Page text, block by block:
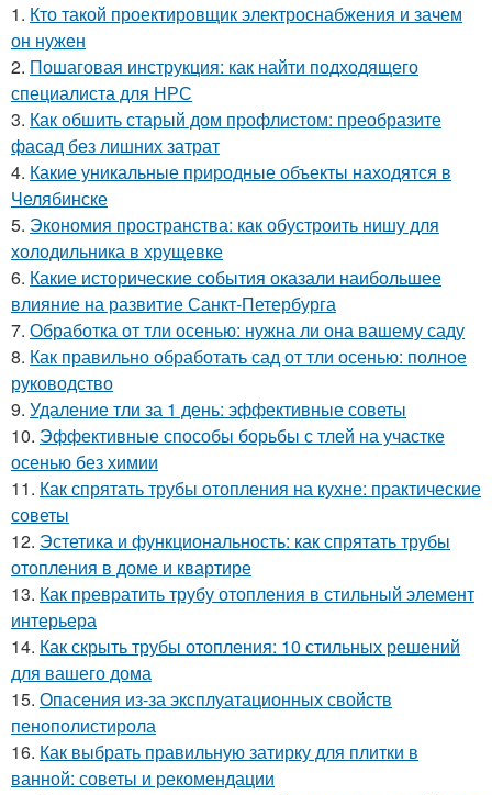
1. Кто такой проектировщик электроснабжения и зачем
он нужен
2. Пошаговая инструкция: как найти подходящего
специалиста для НРС
3. Как обшить старый дом профлистом: преобразите
фасад без лишних затрат
4. Какие уникальные природные объекты находятся в
Челябинске
5. Экономия пространства: как обустроить нишу для
холодильника в хрущевке
6. Какие исторические события оказали наибольшее
влияние на развитие Санкт-Петербурга
7. Обработка от тли осенью: нужна ли она вашему саду
8. Как правильно обработать сад от тли осенью: полное
руководство
9. Удаление тли за 1 день: эффективные советы
10. Эффективные способы борьбы с тлей на участке
осенью без химии
11. Как спрятать трубы отопления на кухне: практические
советы
12. Эстетика и функциональность: как спрятать трубы
отопления в доме и квартире
13. Как превратить трубу отопления в стильный элемент
интерьера
14. Как скрыть трубы отопления: 10 стильных решений
для вашего дома
15. Опасения из-за эксплуатационных свойств
пенополистирола
16. Как выбрать правильную затирку для плитки в
ванной: советы и рекомендации